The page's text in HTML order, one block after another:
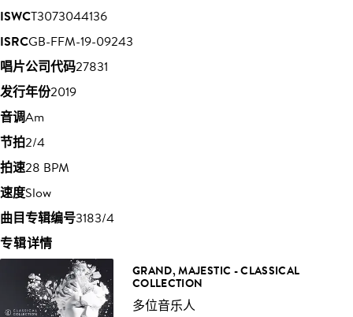
ISWCT3073044136
ISRCGB-FFM-19-09243
唱片公司代码27831
发行年份2019
音调Am
节拍2/4
拍速28 BPM
速度Slow
曲目专辑编号3183/4
专辑详情
GRAND, MAJESTIC - CLASSICAL
COLLECTION
多位音乐人